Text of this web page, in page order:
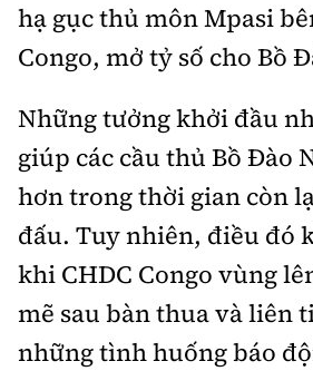
Tổng biên tập: Nguyễn Thị Hồng
Phó Tổng biên tập:
Hotline:
0901 514 799
Quảng cáo và Phát
0915 057 282
Email:bandoc@baoxaydung.vn
Cấm sao chép dưới mọi hình thức
chấp thuận bằng văn bản.
hạ gục thủ môn Mpasi
Congo, mở tỷ số cho Bồ
Những tưởng khởi đầu
giúp các cầu thủ Bồ Đào
hơn trong thời gian còn
đấu. Tuy nhiên, điều đó
khi CHDC Congo vùng
mẽ sau bàn thua và liên
những tình huống báo